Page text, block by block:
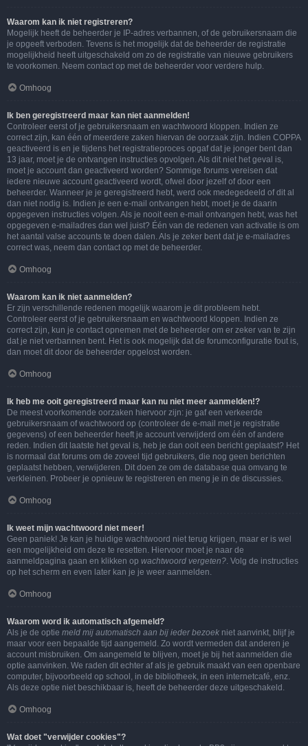
Waarom kan ik niet registreren?
Mogelijk heeft de beheerder je IP-adres verbannen, of de gebruikersnaam die
je opgeeft verboden. Tevens is het mogelijk dat de beheerder de registratie
mogelijkheid heeft uitgeschakeld om zo de registratie van nieuwe gebruikers
te voorkomen. Neem contact op met de beheerder voor verdere hulp.
Omhoog
Ik ben geregistreerd maar kan niet aanmelden!
Controleer eerst of je gebruikersnaam en wachtwoord kloppen. Indien ze
correct zijn, kan één of meerdere zaken hiervan de oorzaak zijn. Indien COPPA
geactiveerd is en je tijdens het registratieproces opgaf dat je jonger bent dan
13 jaar, moet je de ontvangen instructies opvolgen. Als dit niet het geval is,
moet je account dan geactiveerd worden? Sommige forums vereisen dat
iedere nieuwe account geactiveerd wordt, ofwel door jezelf of door een
beheerder. Wanneer je je geregistreerd hebt, werd ook medegedeeld of dit al
dan niet nodig is. Indien je een e-mail ontvangen hebt, moet je de daarin
opgegeven instructies volgen. Als je nooit een e-mail ontvangen hebt, was het
opgegeven e-mailadres dan wel juist? Één van de redenen van activatie is om
het aantal valse accounts te doen dalen. Als je zeker bent dat je e-mailadres
correct was, neem dan contact op met de beheerder.
Omhoog
Waarom kan ik niet aanmelden?
Er zijn verschillende redenen mogelijk waarom je dit probleem hebt.
Controleer eerst of je gebruikersnaam en wachtwoord kloppen. Indien ze
correct zijn, kun je contact opnemen met de beheerder om er zeker van te zijn
dat je niet verbannen bent. Het is ook mogelijk dat de forumconfiguratie fout is,
dan moet dit door de beheerder opgelost worden.
Omhoog
Ik heb me ooit geregistreerd maar kan nu niet meer aanmelden!?
De meest voorkomende oorzaken hiervoor zijn: je gaf een verkeerde
gebruikersnaam of wachtwoord op (controleer de e-mail met je registratie
gegevens) of een beheerder heeft je account verwijderd om één of andere
reden. Indien dit laatste het geval is, heb je dan ooit een bericht geplaatst? Het
is normaal dat forums om de zoveel tijd gebruikers, die nog geen berichten
geplaatst hebben, verwijderen. Dit doen ze om de database qua omvang te
verkleinen. Probeer je opnieuw te registreren en meng je in de discussies.
Omhoog
Ik weet mijn wachtwoord niet meer!
Geen paniek! Je kan je huidige wachtwoord niet terug krijgen, maar er is wel
een mogelijkheid om deze te resetten. Hiervoor moet je naar de
aanmeldpagina gaan en klikken op wachtwoord vergeten?. Volg de instructies
op het scherm en even later kan je je weer aanmelden.
Omhoog
Waarom word ik automatisch afgemeld?
Als je de optie meld mij automatisch aan bij ieder bezoek niet aanvinkt, blijf je
maar voor een bepaalde tijd aangemeld. Zo wordt vermeden dat anderen je
account misbruiken. Om aangemeld te blijven, moet je bij het aanmelden die
optie aanvinken. We raden dit echter af als je gebruik maakt van een openbare
computer, bijvoorbeeld op school, in de bibliotheek, in een internetcafé, enz.
Als deze optie niet beschikbaar is, heeft de beheerder deze uitgeschakeld.
Omhoog
Wat doet "verwijder cookies"?